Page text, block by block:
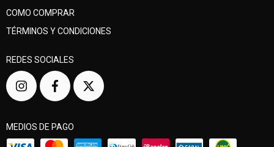
COMO COMPRAR
TÉRMINOS Y CONDICIONES
REDES SOCIALES
MEDIOS DE PAGO